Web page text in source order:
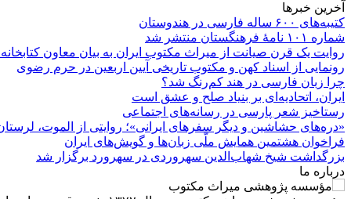
کتیبه‌های ۶۰۰ ساله فارسی در هندوستان
شماره ۱۰۱ نامۀ فرهنگستان منتشر شد
روایت یک قرن صیانت از میراث مکتوب ایران به بیان معاون کتابخانه
رونمایی از اسناد کهن و مکتوب تاریخی آیین اربعین در حرم رضوی
چرا زبان فارسی در هند کم‌رنگ شد؟
ایران، اتحادیه‌ای بر بنیاد صلح و عشق است
رستاخیز شعر پارسی در رسانه‌های اجتماعی
«دره‌های حشاشین و دیگر سفرهای ایرانی»؛ روایتی از الموت، لرستان
فراخوان هشتمین همایش ملّی زبان‌ها و گویش‌های ایران
بزرگداشت شیخ شهاب‌الدین سهروردی در سهرورد برگزار شد
درباره ما